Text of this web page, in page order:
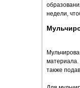
недели,
материала.
также